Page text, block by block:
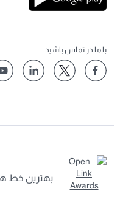
ما در تماس باشید
بهترین خط هوایی